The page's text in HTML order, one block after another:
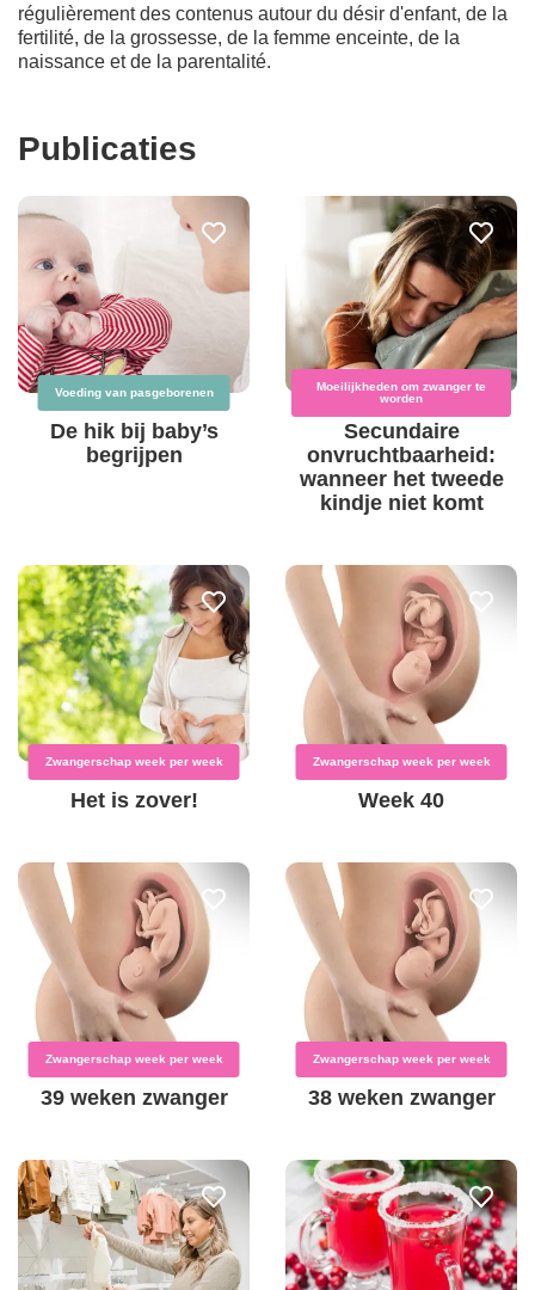
régulièrement des contenus autour du désir d'enfant, de la
fertilité, de la grossesse, de la femme enceinte, de la
naissance et de la parentalité.
Publicaties
Voeding van pasgeborenen
De hik bij baby’s
begrijpen
Moeilijkheden om zwanger te
worden
Secundaire
onvruchtbaarheid:
wanneer het tweede
kindje niet komt
Zwangerschap week per week
Het is zover!
Zwangerschap week per week
Week 40
Zwangerschap week per week
39 weken zwanger
Zwangerschap week per week
38 weken zwanger